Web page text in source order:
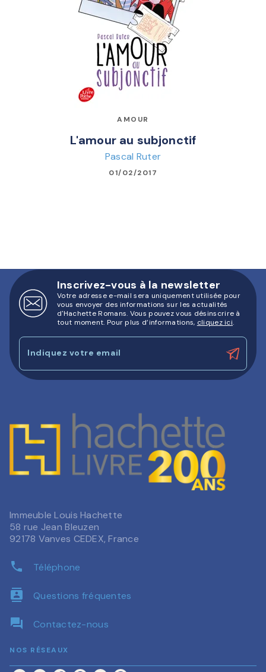
AMOUR
L'amour au subjonctif
Pascal Ruter
01/02/2017
Inscrivez-vous à la newsletter
Votre adresse e-mail sera uniquement utilisée pour
vous envoyer des informations sur les actualités
d'Hachette Romans. Vous pouvez vous désinscrire à
tout moment. Pour plus d’informations, cliquez ici.
Indiquez votre email
Immeuble Louis Hachette
58 rue Jean Bleuzen
92178 Vanves CEDEX, France
phone Téléphone
contacts Questions fréquentes
question_answer Contactez-nous
NOS RÉSEAUX